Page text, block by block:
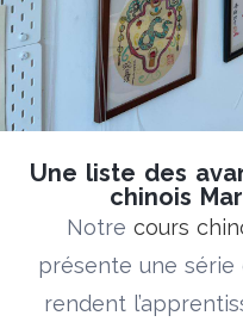
Une liste des
chinois
Notre cours
présente une série
rendent